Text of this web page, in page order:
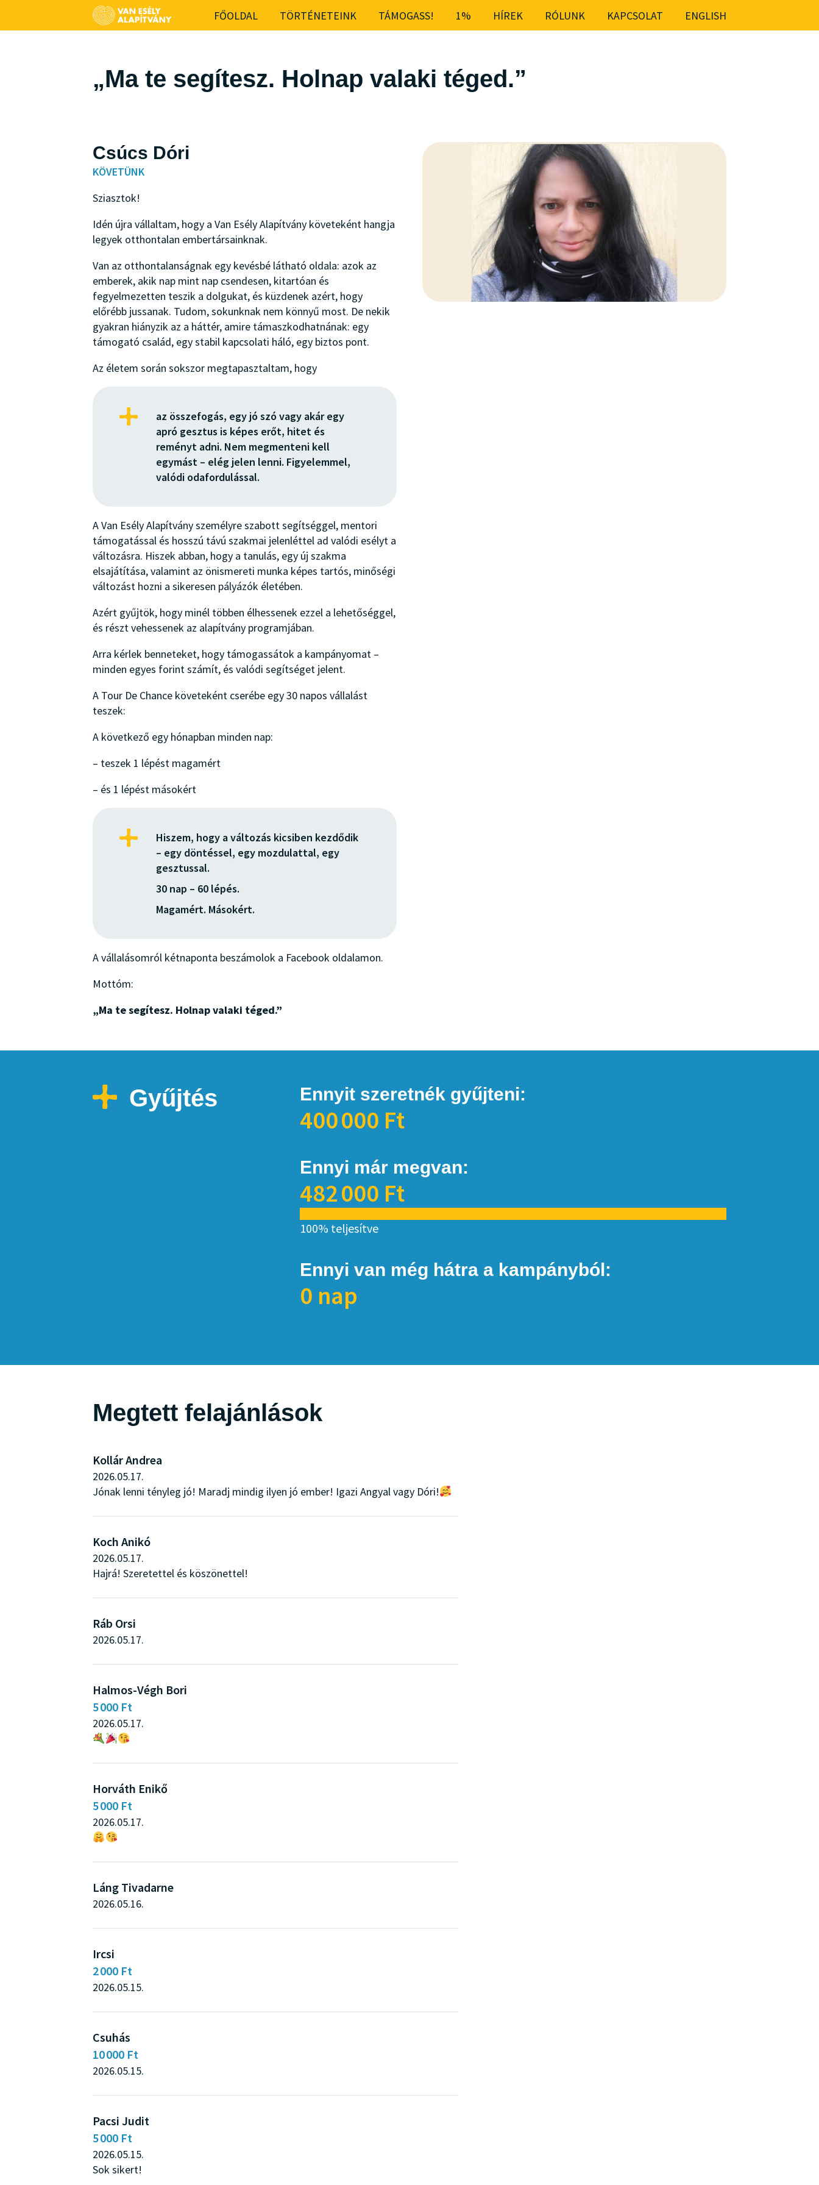
FŐOLDAL TÖRTÉNETEINK TÁMOGASS! 1% HÍREK RÓLUNK KAPCSOLAT ENGLISH
„Ma te segítesz. Holnap valaki téged.”
Csúcs Dóri
KÖVETÜNK
Sziasztok!
Idén újra vállaltam, hogy a Van Esély Alapítvány követeként hangja
legyek otthontalan embertársainknak.
Van az otthontalanságnak egy kevésbé látható oldala: azok az
emberek, akik nap mint nap csendesen, kitartóan és
fegyelmezetten teszik a dolgukat, és küzdenek azért, hogy
előrébb jussanak. Tudom, sokunknak nem könnyű most. De nekik
gyakran hiányzik az a háttér, amire támaszkodhatnának: egy
támogató család, egy stabil kapcsolati háló, egy biztos pont.
Az életem során sokszor megtapasztaltam, hogy
az összefogás, egy jó szó vagy akár egy
apró gesztus is képes erőt, hitet és
reményt adni. Nem megmenteni kell
egymást – elég jelen lenni. Figyelemmel,
valódi odafordulással.
A Van Esély Alapítvány személyre szabott segítséggel, mentori
támogatással és hosszú távú szakmai jelenléttel ad valódi esélyt a
változásra. Hiszek abban, hogy a tanulás, egy új szakma
elsajátítása, valamint az önismereti munka képes tartós, minőségi
változást hozni a sikeresen pályázók életében.
Azért gyűjtök, hogy minél többen élhessenek ezzel a lehetőséggel,
és részt vehessenek az alapítvány programjában.
Arra kérlek benneteket, hogy támogassátok a kampányomat –
minden egyes forint számít, és valódi segítséget jelent.
A Tour De Chance követeként cserébe egy 30 napos vállalást
teszek:
A következő egy hónapban minden nap:
– teszek 1 lépést magamért
– és 1 lépést másokért
Hiszem, hogy a változás kicsiben kezdődik
– egy döntéssel, egy mozdulattal, egy
gesztussal.
30 nap – 60 lépés.
Magamért. Másokért.
A vállalásomról kétnaponta beszámolok a Facebook oldalamon.
Mottóm:
„Ma te segítesz. Holnap valaki téged.”
Gyűjtés Ennyit szeretnék gyűjteni:
400 000 Ft
Ennyi már megvan:
482 000 Ft
100% teljesítve
Ennyi van még hátra a kampányból:
0 nap
Megtett felajánlások
Kollár Andrea
2026.05.17.
Jónak lenni tényleg jó! Maradj mindig ilyen jó ember! Igazi Angyal vagy Dóri!
Koch Anikó
2026.05.17.
Hajrá! Szeretettel és köszönettel!
Ráb Orsi
2026.05.17.
Halmos-Végh Bori
5 000 Ft
2026.05.17.
Horváth Enikő
5 000 Ft
2026.05.17.
Láng Tivadarne
2026.05.16.
Ircsi
2 000 Ft
2026.05.15.
Csuhás
10 000 Ft
2026.05.15.
Pacsi Judit
5 000 Ft
2026.05.15.
Sok sikert!